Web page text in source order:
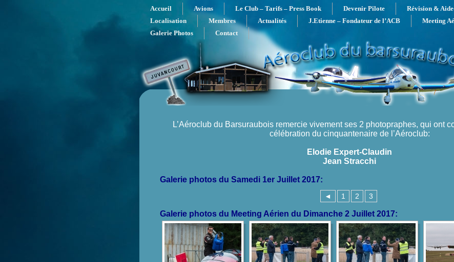
Accueil Avions Le Club – Tarifs – Press Book Devenir Pilote
Révision &
Localisation
Membres Actualités J.Etienne – Fondateur de l’ACB
Meeting
Galerie Photos
Contact
L’Aéroclub du Barsuraubois remercie vivement ses 2 photopraphes, qui ont
célébration du cinquantenaire de l’Aéroclub:
Elodie Expert-Claudin
Jean Stracchi
Galerie photos du Samedi 1er Juillet 2017:
◄ 1 2 3
Galerie photos du Meeting Aérien du Dimanche 2 Juillet 2017: